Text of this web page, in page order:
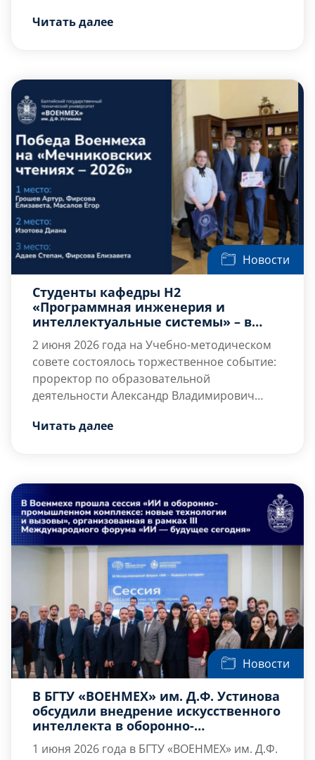
интеллектуальные системы» М.С. Смирновой
из ведущих российских конструкторских
бюро в области проектирования морской
техники, включая суда с атомными
энергетическими установками.
предприятия, […]
Читать далее
Новости
Студенты кафедры Н2
«Программная инженерия и
интеллектуальные системы» – в
числе победителей «Мечниковских
чтений – 2026»
2 июня 2026 года на Учебно-методическом
совете состоялось торжественное событие:
проректор по образовательной
деятельности Александр Владимирович
высоких результатов на 99-ой
общества «Мечниковские чтения – 2026».
студенты кафедры Н2 «Программная
наших студентов были отмечены […]
Читать далее
Новости
В БГТУ «ВОЕНМЕХ» им. Д.Ф. Устинова
обсудили внедрение искусственного
интеллекта в оборонно-
промышленный комплекс
1 июня 2026 года в БГТУ «ВОЕНМЕХ» им. Д.Ф.